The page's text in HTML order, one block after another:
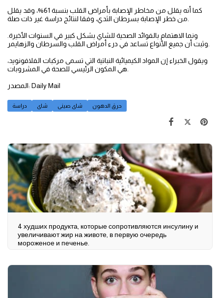
كما أنه يقلل من مخاطر الإصابة بأمراض القلب بنسبة 61%، وقد يقلل
ونما الاهتمام بالفوائد الصحية للشاي بشكل كبير في السنوات الأخيرة.
ويقول الخبراء إن المواد الكيميائية النباتية التي تسمى مركبات الفلافونويد،
المصدر: Daily Mail
دراسة شاى شاى صينى حرق الدهون
4 худших продукта, которые сопротивляются инсулину и
увеличивают жир на животе, в первую очередь
мороженое и печенье.